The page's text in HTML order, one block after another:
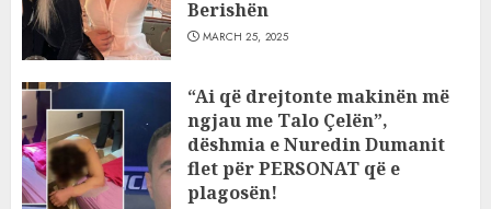
Berishën
MARCH 25, 2025
“Ai që drejtonte makinën më
ngjau me Talo Çelën”,
dëshmia e Nuredin Dumanit
flet për PERSONAT që e
plagosën!